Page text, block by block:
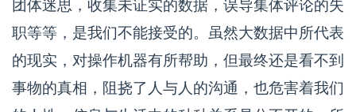
团体迷思，收集未证实的数据，误导集体评论的失
职等等，是我们不能接受的。虽然大数据中所代表
的现实，对操作机器有所帮助，但最终还是看不到
事物的真相，阻挠了人与人的沟通，也危害着我们